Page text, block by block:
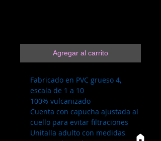
Agregar al carrito
Fabricado en PVC grueso 4,
escala de 1 a 10
100% vulcanizado
Cuenta con capucha ajustada al
cuello para evitar filtraciones
Unitalla adulto con medidas